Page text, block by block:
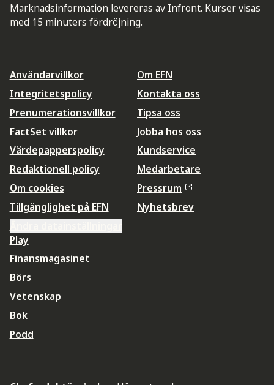
Marknadsinformation levereras av Infront. Kurser visas
med 15 minuters fördröjning.
Användarvillkor
Integritetspolicy
Prenumerationsvillkor
FactSet villkor
Värdepapperspolicy
Redaktionell policy
Om cookies
Tillgänglighet på EFN
Om EFN
Kontakta oss
Tipsa oss
Jobba hos oss
Kundservice
Medarbetare
Pressrum
Nyhetsbrev
Play
Finansmagasinet
Börs
Vetenskap
Bok
Podd